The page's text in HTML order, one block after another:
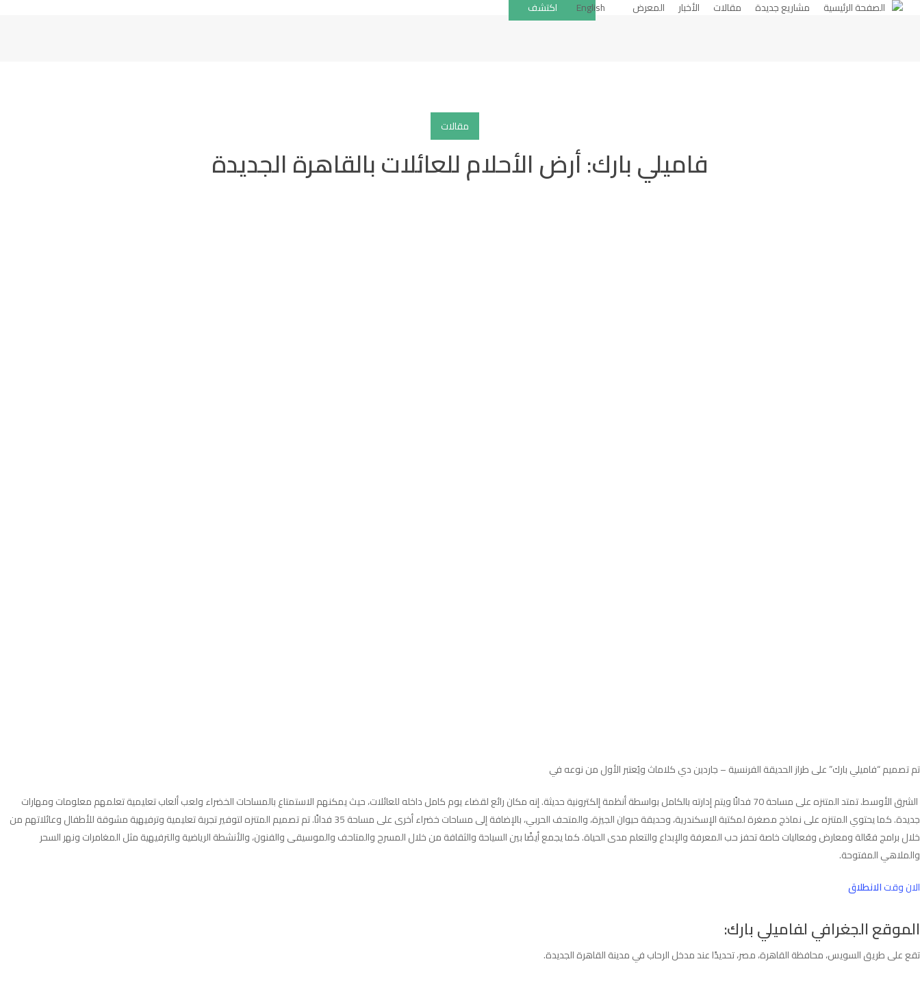
الصفحة الرئيسية مشاريع جديدة مقالات الأخبار المعرض اكتشف English
مقالات
فاميلي بارك: أرض الأحلام للعائلات بالقاهرة الجديدة
تم تصميم “فاميلي بارك” على طراز الحديقة الفرنسية – جاردين دي كلاماث ويُعتبر الأول من نوعه في
الشرق الأوسط. تمتد المتنزه على مساحة 70 فدانًا ويتم إدارته بالكامل بواسطة أنظمة إلكترونية حديثة. إنه مكان رائع لقضاء يوم كامل داخله للعائلات، حيث يمكنهم الاستمتاع بالمساحات الخضراء ولعب ألعاب تعليمية تعلمهم معلومات ومهارات
جديدة. كما يحتوي المتنزه على نماذج مصغرة لمكتبة الإسكندرية، وحديقة حيوان الجيزة، والمتحف الحربي، بالإضافة إلى مساحات خضراء أخرى على مساحة 35 فدانًا. تم تصميم المتنزه لتوفير تجربة تعليمية وترفيهية مشوقة للأطفال وعائلاتهم من
خلال برامج فعّالة ومعارض وفعاليات خاصة تحفز حب المعرفة والإبداع والتعلم مدى الحياة. كما يجمع أيضًا بين السياحة والثقافة من خلال المسرح والمتاحف والموسيقى والفنون، والأنشطة الرياضية والترفيهية مثل المغامرات ونهر السحر
والملاهي المفتوحة.
الان وقتالانطلاق
الموقع الجغرافي لفاميلي بارك:
تقع على طريق السويس، محافظة القاهرة، مصر، تحديدًا عند مدخل الرحاب في مدينة القاهرة الجديدة.